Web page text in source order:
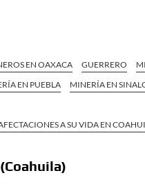
EN OAXACA GUERRERO
EN PUEBLA MINERÍA EN
A SU VIDA EN